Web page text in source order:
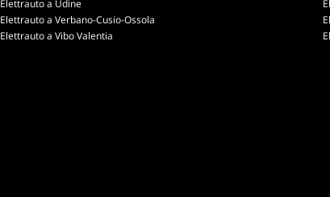
Elettrauto a Udine
Elettrauto a Verbano-Cusio-Ossola
Elettrauto a Vibo Valentia